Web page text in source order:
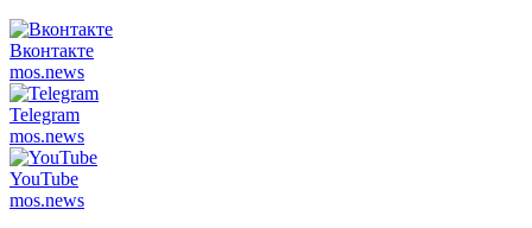
Вконтакте
mos.news
Telegram
mos.news
YouTube
mos.news